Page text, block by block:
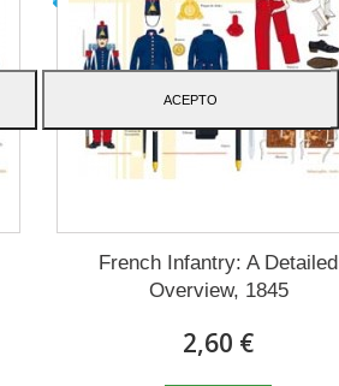
French Infantry: A Detailed
Overview, 1845
2,60 €
ACEPTO